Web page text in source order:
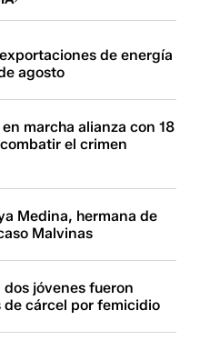
de energía
agosto
marcha alianza con 18
el crimen
Medina, hermana de
Malvinas
jóvenes fueron
cárcel por femicidio